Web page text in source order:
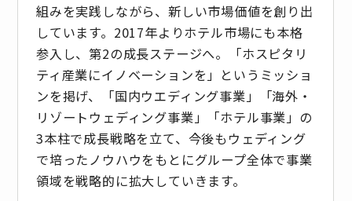
組みを実践しながら、新しい市場価値を創り出
しています。2017年よりホテル市場にも本格
参入し、第2の成長ステージへ。「ホスピタリ
ティ産業にイノベーションを」というミッショ
ンを掲げ、「国内ウエディング事業」「海外・
リゾートウェディング事業」「ホテル事業」の
3本柱で成長戦略を立て、今後もウェディング
で培ったノウハウをもとにグループ全体で事業
領域を戦略的に拡大していきます。